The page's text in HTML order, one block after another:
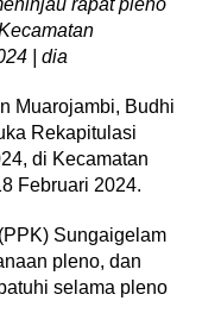
rapat pleno
| dia
Muarojambi, Budhi
Rekapitulasi
di Kecamatan
Februari 2024.
Sungaigelam
pleno, dan
selama pleno